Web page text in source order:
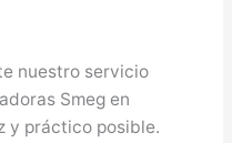
nuestro servicio
Smeg en
y práctico posible.